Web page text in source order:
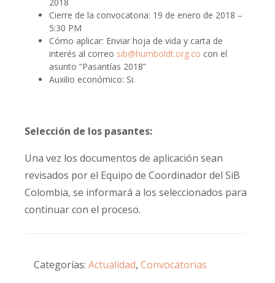
2018
Cierre de la convocatoria: 19 de enero de 2018 –
5:30 PM
Cómo aplicar: Enviar hoja de vida y carta de
interés al correo sib@humboldt.org.co con el
asunto “Pasantías 2018”
Auxilio económico: Si.
Selección de los pasantes:
Una vez los documentos de aplicación sean
revisados por el Equipo de Coordinador del SiB
Colombia, se informará a los seleccionados para
continuar con el proceso.
Categorías: Actualidad, Convocatorias